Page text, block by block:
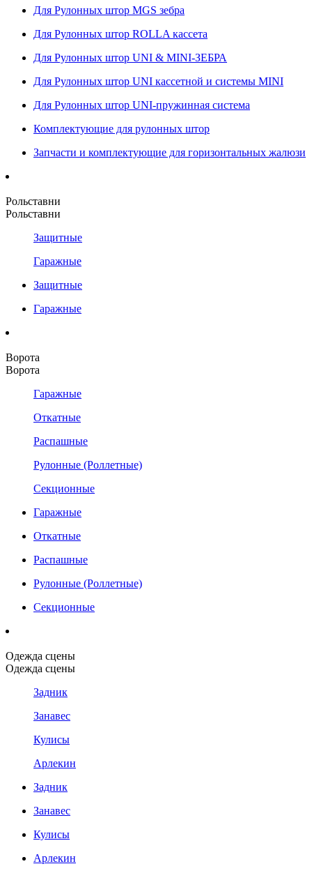
Для Рулонных штор MGS зебра
Для Рулонных штор ROLLA кассета
Для Рулонных штор UNI & MINI-ЗЕБРА
Для Рулонных штор UNI кассетной и системы MINI
Для Рулонных штор UNI-пружинная система
Комплектующие для рулонных штор
Запчасти и комплектующие для горизонтальных жалюзи
Рольставни
Рольставни
Защитные
Гаражные
Защитные
Гаражные
Ворота
Ворота
Гаражные
Откатные
Распашные
Рулонные (Роллетные)
Секционные
Гаражные
Откатные
Распашные
Рулонные (Роллетные)
Секционные
Одежда сцены
Одежда сцены
Задник
Занавес
Кулисы
Арлекин
Задник
Занавес
Кулисы
Арлекин